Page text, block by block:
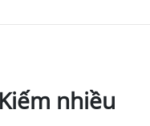
nhiều